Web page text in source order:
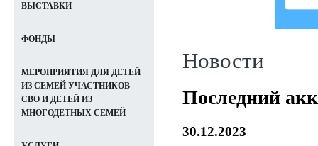
Новости
Последний
30.12.2023
ВЫСТАВКИ
ФОНДЫ
МЕРОПРИЯТИЯ ДЛЯ ДЕТЕЙ
ИЗ СЕМЕЙ УЧАСТНИКОВ
СВО И ДЕТЕЙ ИЗ
МНОГОДЕТНЫХ СЕМЕЙ